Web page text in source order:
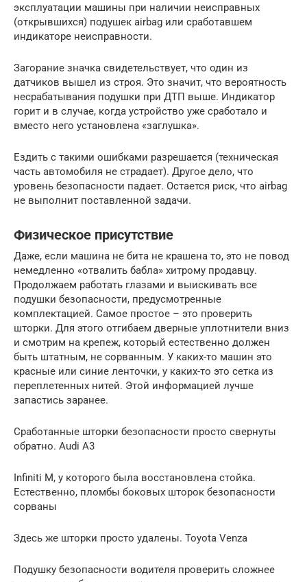
эксплуатации машины при наличии неисправных
(открывшихся) подушек airbag или сработавшем
индикаторе неисправности.
Загорание значка свидетельствует, что один из
датчиков вышел из строя. Это значит, что вероятность
несрабатывания подушки при ДТП выше. Индикатор
горит и в случае, когда устройство уже сработало и
вместо него установлена «заглушка».
Ездить с такими ошибками разрешается (техническая
часть автомобиля не страдает). Другое дело, что
уровень безопасности падает. Остается риск, что airbag
не выполнит поставленной задачи.
Физическое присутствие
Даже, если машина не бита не крашена то, это не повод
немедленно «отвалить бабла» хитрому продавцу.
Продолжаем работать глазами и выискивать все
подушки безопасности, предусмотренные
комплектацией. Самое простое – это проверить
шторки. Для этого отгибаем дверные уплотнители вниз
и смотрим на крепеж, который естественно должен
быть штатным, не сорванным. У каких-то машин это
красные или синие ленточки, у каких-то это сетка из
переплетенных нитей. Этой информацией лучше
запастись заранее.
Сработанные шторки безопасности просто свернуты
обратно. Audi A3
Infiniti M, у которого была восстановлена стойка.
Естественно, пломбы боковых шторок безопасности
сорваны
Здесь же шторки просто удалены. Toyota Venza
Подушку безопасности водителя проверить сложнее